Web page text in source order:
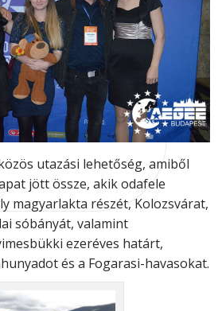
utazási lehetőség, amiből
jött össze, akik odafele
magyarlakta részét, Kolozsvárat,
sóbányát, valamint
ezeréves határt,
és a Fogarasi-havasokat.